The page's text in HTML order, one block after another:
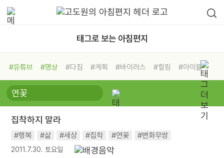
태그로 보는 아침편지
#유튜브 #명상 #다짐 #계획 #바이러스 #힐링
#아이들
#비전캠프
#독서캠프 #삶
#희망
#나눔 #친구 #링컨학교
#독서
#건강 #면역력
집착하지 말라
#행복 #삶 #세상 #집착 #연꽃 #변화무쌍
2011.7.30. 토요일